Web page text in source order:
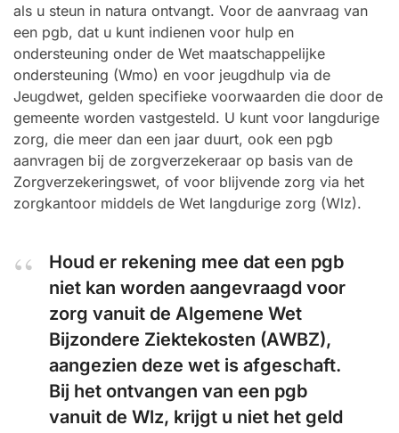
als u steun in natura ontvangt. Voor de aanvraag van
een pgb, dat u kunt indienen voor hulp en
ondersteuning onder de Wet maatschappelijke
ondersteuning (Wmo) en voor jeugdhulp via de
Jeugdwet, gelden specifieke voorwaarden die door de
gemeente worden vastgesteld. U kunt voor langdurige
zorg, die meer dan een jaar duurt, ook een pgb
aanvragen bij de zorgverzekeraar op basis van de
Zorgverzekeringswet, of voor blijvende zorg via het
zorgkantoor middels de Wet langdurige zorg (Wlz).
Houd er rekening mee dat een pgb
niet kan worden aangevraagd voor
zorg vanuit de Algemene Wet
Bijzondere Ziektekosten (AWBZ),
aangezien deze wet is afgeschaft.
Bij het ontvangen van een pgb
vanuit de Wlz, krijgt u niet het geld